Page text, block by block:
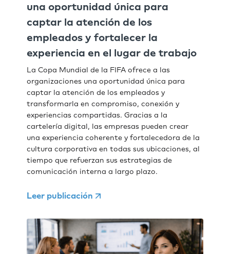
una oportunidad única para
captar la atención de los
empleados y fortalecer la
experiencia en el lugar de trabajo
La Copa Mundial de la FIFA ofrece a las
organizaciones una oportunidad única para
captar la atención de los empleados y
transformarla en compromiso, conexión y
experiencias compartidas. Gracias a la
cartelería digital, las empresas pueden crear
una experiencia coherente y fortalecedora de la
cultura corporativa en todas sus ubicaciones, al
tiempo que refuerzan sus estrategias de
comunicación interna a largo plazo.
Leer publicación